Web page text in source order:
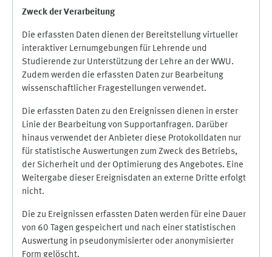
Zweck der Verarbeitung
Die erfassten Daten dienen der Bereitstellung virtueller
interaktiver Lernumgebungen für Lehrende und
Studierende zur Unterstützung der Lehre an der WWU.
Zudem werden die erfassten Daten zur Bearbeitung
wissenschaftlicher Fragestellungen verwendet.
Die erfassten Daten zu den Ereignissen dienen in erster
Linie der Bearbeitung von Supportanfragen. Darüber
hinaus verwendet der Anbieter diese Protokolldaten nur
für statistische Auswertungen zum Zweck des Betriebs,
der Sicherheit und der Optimierung des Angebotes. Eine
Weitergabe dieser Ereignisdaten an externe Dritte erfolgt
nicht.
Die zu Ereignissen erfassten Daten werden für eine Dauer
von 60 Tagen gespeichert und nach einer statistischen
Auswertung in pseudonymisierter oder anonymisierter
Form gelöscht.